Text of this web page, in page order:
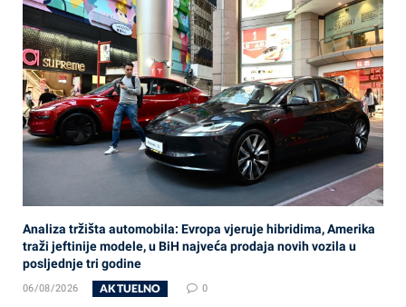
Analiza tržišta automobila: Evropa vjeruje hibridima, Amerika
traži jeftinije modele, u BiH najveća prodaja novih vozila u
posljednje tri godine
06/08/2026 AKTUELNO 0